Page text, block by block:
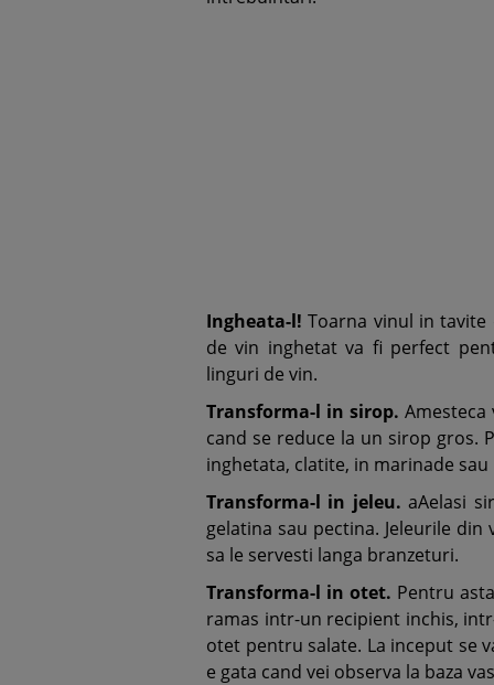
Ingheata-l! Toarna vinul in tavite
de vin inghetat va fi perfect
linguri de vin.
Transforma-l in sirop.
cand se reduce la un sirop gros.
inghetata, clatite, in marinade
Transforma-l in jeleu. aAelasi
gelatina sau pectina. Jeleurile
sa le servesti langa branzeturi.
Transforma-l in otet. Pentru
ramas intr-un recipient inchis,
otet pentru salate. La inceput se
e gata cand vei observa la baza